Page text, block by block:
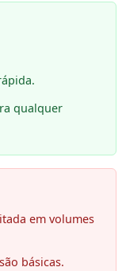
qualquer
em volumes
básicas.